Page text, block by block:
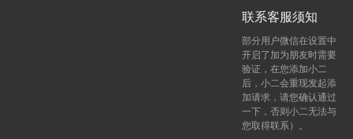
联系客服须知
部分用户微信在设置中
开启了加为朋友时需要
验证，在您添加小二
后，小二会重现发起添
加请求，请您确认通过
一下，否则小二无法与
您取得联系）。